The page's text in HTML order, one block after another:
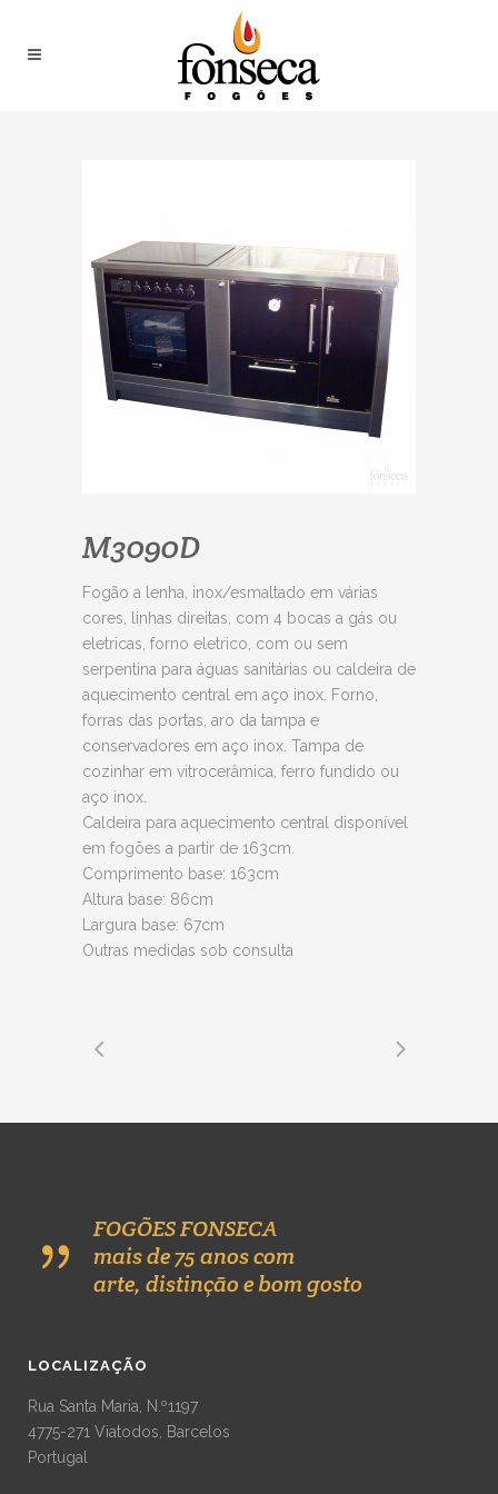
M3090D
Fogão a lenha, inox/esmaltado em várias
cores, linhas direitas, com 4 bocas a gás ou
eletricas, forno eletrico, com ou sem
serpentina para águas sanitárias ou caldeira de
aquecimento central em aço inox. Forno,
forras das portas, aro da tampa e
conservadores em aço inox. Tampa de
cozinhar em vitrocerâmica, ferro fundido ou
aço inox.
Caldeira para aquecimento central disponível
em fogões a partir de 163cm.
Comprimento base: 163cm
Altura base: 86cm
Largura base: 67cm
Outras medidas sob consulta
FOGÕES FONSECA
mais de 75 anos com
arte, distinção e bom gosto
LOCALIZAÇÃO
Rua Santa Maria, N.º1197
4775-271 Viatodos, Barcelos
Portugal